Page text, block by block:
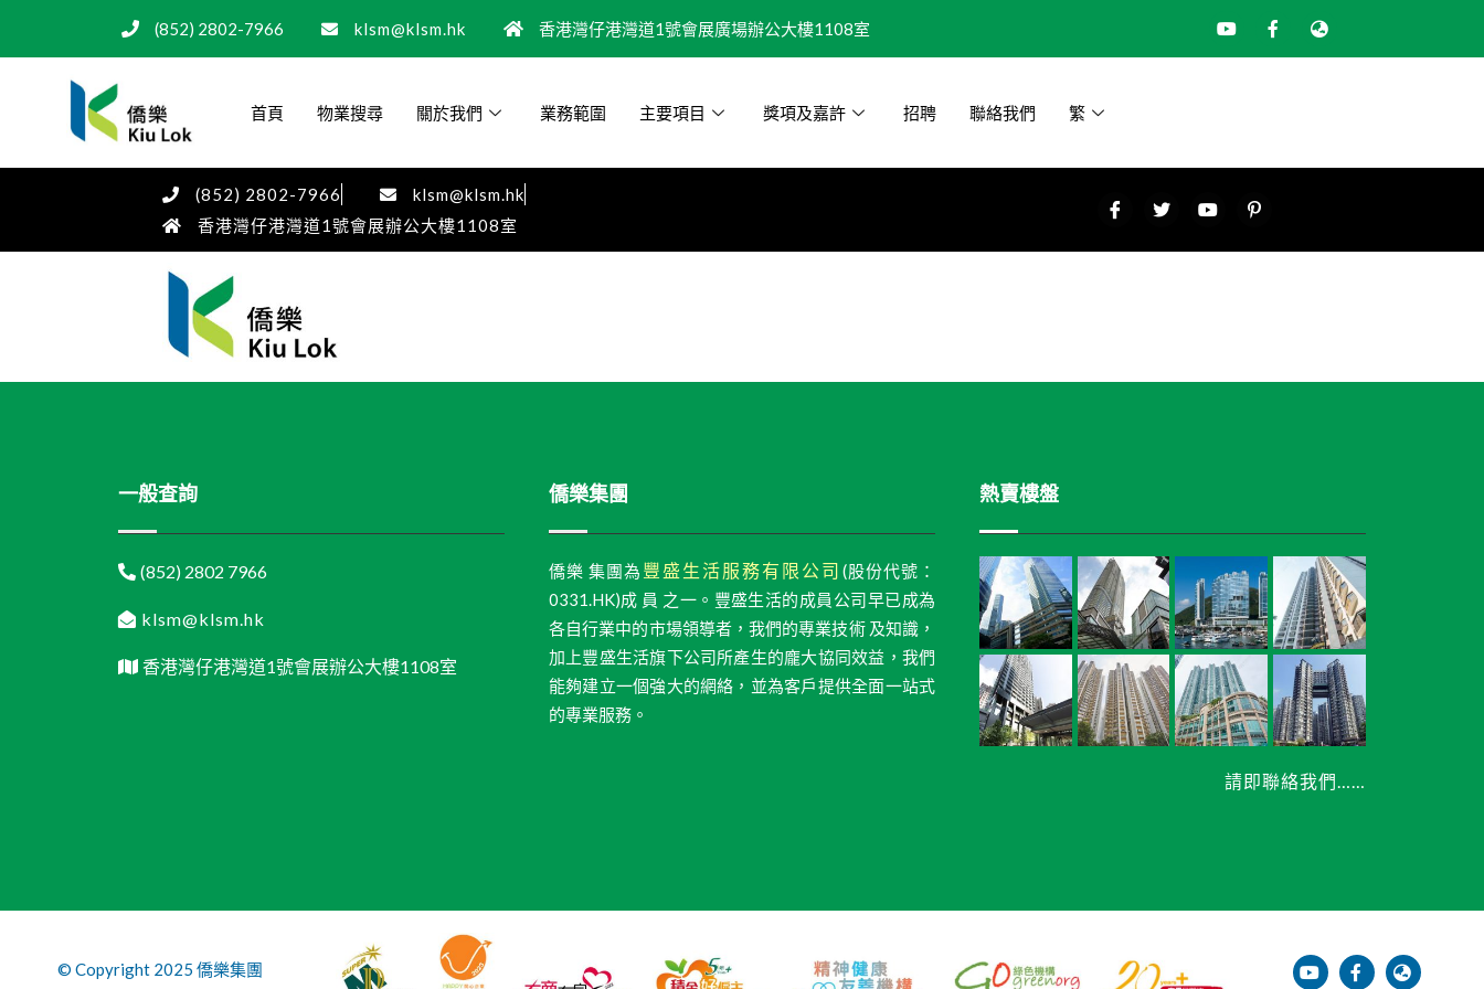
(852) 2802-7966 klsm@klsm.hk 香港灣仔港灣道1號會展廣場辦公大樓1108室
首頁 物業搜尋 關於我們 業務範圍 主要項目 獎項及嘉許 招聘 聯絡我們 繁
(852) 2802-7966
klsm@klsm.hk
香港灣仔港灣道1號會展辦公大樓1108室
一般查詢
(852) 2802 7966
klsm@klsm.hk
香港灣仔港灣道1號會展辦公大樓1108室
僑樂集團
僑樂 集團為 豐盛生活服務有限公司 (股份代號：
0331.HK)成 員 之一。豐盛生活的成員公司早已成為
各自行業中的市場領導者，我們的專業技術 及知識，
加上豐盛生活旗下公司所產生的龐大協同效益，我們
能夠建立一個強大的網絡，並為客戶提供全面一站式
的專業服務。
熱賣樓盤
請即聯絡我們……
© Copyright 2025 僑樂集團